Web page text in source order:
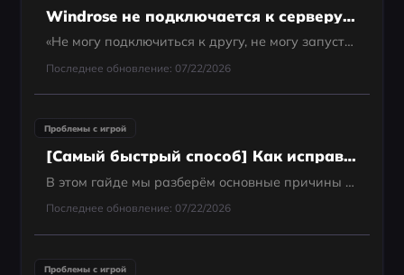
Windrose не подключается к серверу: быстрые способы исправить проблему в раннем доступе
«Не могу подключиться к другу, не могу запустить свой сервер.»
Последнее обновление: 07/22/2026
Проблемы с игрой
[Самый быстрый способ] Как исправить вылеты и зависания FC 26?
В этом гайде мы разберём основные причины вылетов FC 26 на разных платформах и предложим пошаговые решения. Независимо от того, играете ли вы на ПК, PlayStation, Xbox, Nintendo Switch или смартфоне, здесь вы найдёте подходящий способ исправить ситуацию.
Последнее обновление: 07/22/2026
Проблемы с игрой